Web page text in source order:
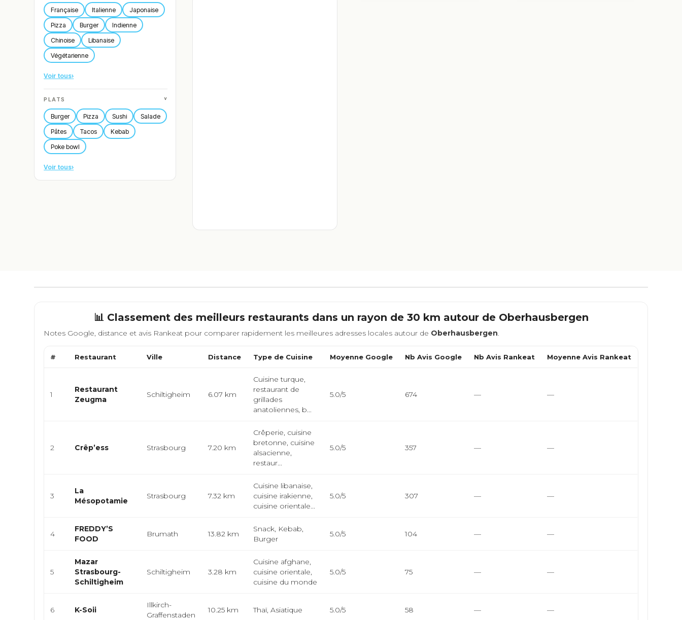
Française Italienne
Japonaise
Pizza
Burger
Indienne
Chinoise
Libanaise
Végétarienne
Voir tous›
PLATS ˅
Burger Pizza Sushi
Salade
Pâtes
Tacos
Kebab
Poke bowl
Voir tous›
📊 Classement des meilleurs restaurants dans un rayon de 30 km autour de Oberhausbergen
Notes Google, distance et avis Rankeat pour comparer rapidement les meilleures adresses locales autour de Oberhausbergen.
# Restaurant Ville Distance Type de Cuisine Moyenne Google Nb Avis Google Nb Avis Rankeat Moyenne Avis Rankeat
1
Restaurant
Zeugma
Schiltigheim 6.07 km
Cuisine turque,
restaurant de
grillades
anatoliennes, b...
5.0/5 674 — —
2 Crêp’ess Strasbourg 7.20 km
Crêperie, cuisine
bretonne, cuisine
alsacienne,
restaur...
5.0/5 357 — —
3
La
Mésopotamie
Strasbourg 7.32 km
Cuisine libanaise,
cuisine irakienne,
cuisine orientale...
5.0/5 307 — —
4
FREDDY’S
FOOD
Brumath 13.82 km
Snack, Kebab,
Burger
5.0/5 104 — —
5
Mazar
Strasbourg-
Schiltigheim
Schiltigheim 3.28 km
Cuisine afghane,
cuisine orientale,
cuisine du monde
5.0/5 75 — —
6 K-Soii
Illkirch-
Graffenstaden
10.25 km Thaï, Asiatique 5.0/5 58 — —